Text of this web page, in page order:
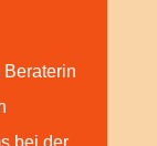
Beraterin
bei der